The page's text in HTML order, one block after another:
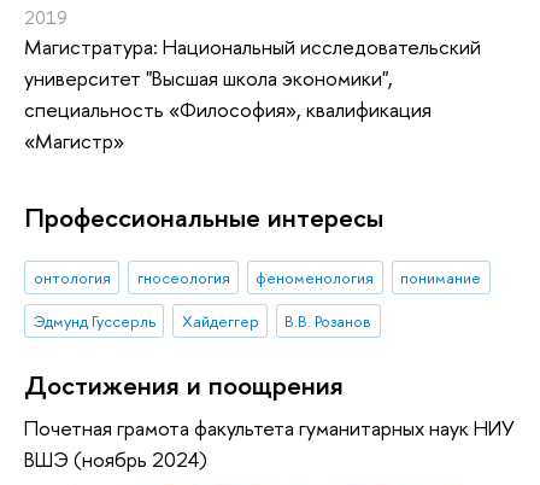
2019
Магистратура: Национальный исследовательский
университет "Высшая школа экономики",
специальность «Философия», квалификация
«Магистр»
Профессиональные интересы
онтология гносеология феноменология
понимание
Эдмунд Гуссерль
Хайдеггер В.В. Розанов
Достижения и поощрения
Почетная грамота факультета гуманитарных наук НИУ
ВШЭ (ноябрь 2024)